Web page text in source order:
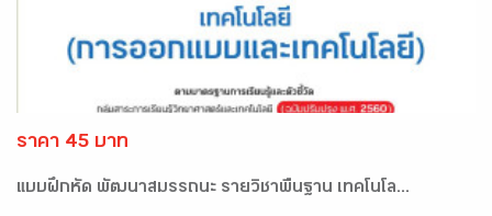
ราคา 45 บาท
แบบฝึกหัด พัฒนาสมรรถนะ รายวิชาพื้นฐาน เทคโนโล...